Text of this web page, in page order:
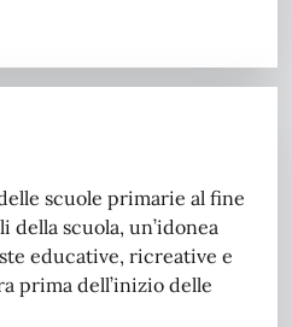
scuole primarie al fine
scuola, un’idonea
educative, ricreative e
prima dell’inizio delle